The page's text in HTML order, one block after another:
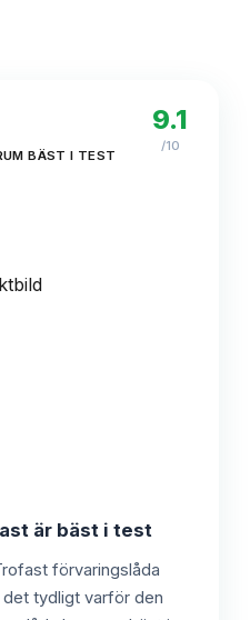
BÄST I TEST
9.1
/10
är bäst i test
förvaringslåda
tydligt varför den